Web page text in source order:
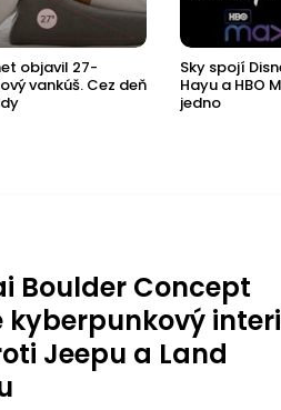
objavil 27-
vankúš. Cez deň
Sky spojí
Hayu a HBO
jedno
Boulder Concept
kyberpunkový
Jeepu a Land